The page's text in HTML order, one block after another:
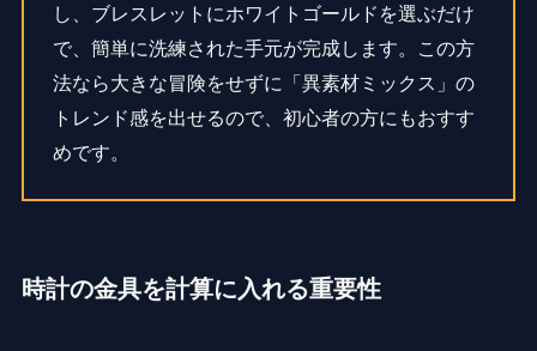
し、ブレスレットにホワイトゴールドを選ぶだけ
で、簡単に洗練された手元が完成します。この方
法なら大きな冒険をせずに「異素材ミックス」の
トレンド感を出せるので、初心者の方にもおすす
めです。
時計の金具を計算に入れる重要性